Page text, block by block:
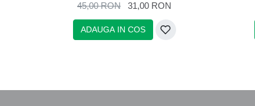
45,00 RON 31,00 RON
ADAUGA IN COS